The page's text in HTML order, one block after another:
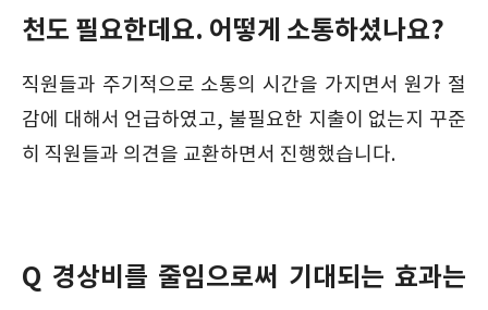
천도 필요한데요. 어떻게 소통하셨나요?
직원들과 주기적으로 소통의 시간을 가지면서 원가 절
감에 대해서 언급하였고, 불필요한 지출이 없는지 꾸준
히 직원들과 의견을 교환하면서 진행했습니다.
Q 경상비를 줄임으로써 기대되는 효과는